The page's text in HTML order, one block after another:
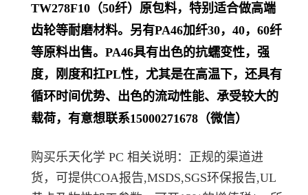
TW278F10（50纤）原包料，特别适合做高端
齿轮等耐磨材料。另有PA46加纤30，40，60纤
等原料出售。PA46具有出色的抗蠕变性，强
度，刚度和扛PL性，尤其是在高温下，还具有
循环时间优势、出色的流动性能、承受较大的
载荷，有意想联系15000271678（微信）
购买乐天化学 PC 相关说明：正规的渠道进
货，可提供COA报告,MSDS,SGS环保报告,UL